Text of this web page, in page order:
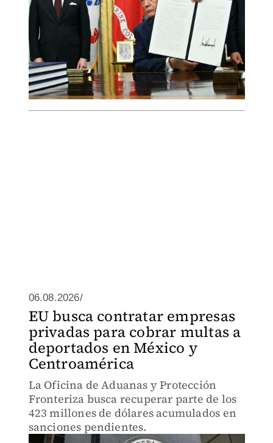
06.08.2026/
EU busca contratar empresas
privadas para cobrar multas a
deportados en México y
Centroamérica
La Oficina de Aduanas y Protección
Fronteriza busca recuperar parte de los
423 millones de dólares acumulados en
sanciones pendientes.